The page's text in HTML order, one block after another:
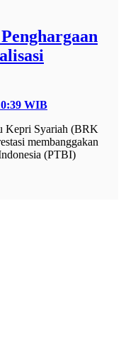
WIB
Syariah (BRK
membanggakan
(PTBI)